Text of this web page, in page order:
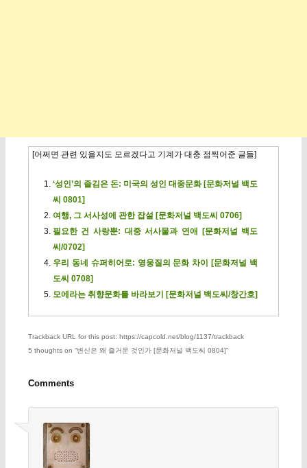
[어쩌면 관련 있을지도 모르겠다고 기계가 대충 점찍어준 글들]
‘성인’의 즐김은 돈: 미국의 성인 대중문화 [문화저널 백도
씨 0801]
여행, 그 서사성에 관한 잡설 [문화저널 백도씨 0706]
필요한 건 사랑뿐: 대중 서사물과 연애 [문화저널 백도
씨/0702]
우리 동네 슈퍼히어로: 영웅질의 문화 차이 [문화저널 백
도씨 0708]
모에라는 취향문화를 바라보기 [문화저널 백도씨/창간호]
Trackback URL for this post: https://capcold.net/blog/1137/trackback
5 thoughts on “변신은 왜 즐거운 것인가 [문화저널 백도씨 0804]”
Comments